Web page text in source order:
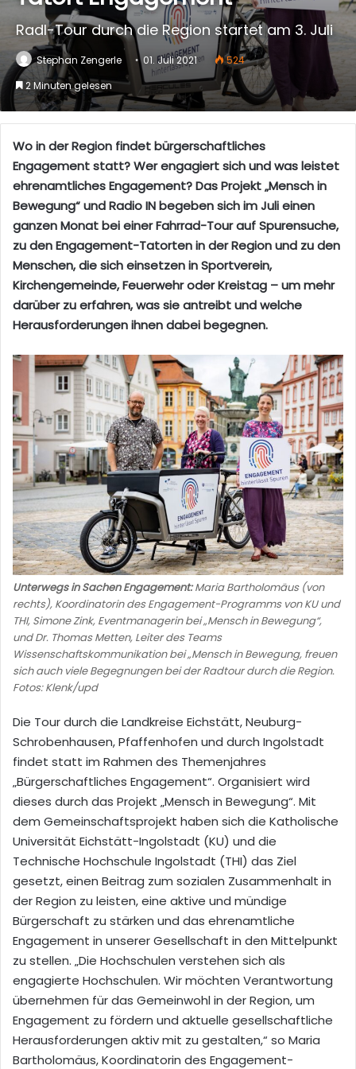
Radl-Tour durch die Region startet am 3. Juli
Stephan Zengerle 01. Juli 2021
524
2 Minuten gelesen
Wo in der Region findet bürgerschaftliches
Engagement statt? Wer engagiert sich und was leistet
ehrenamtliches Engagement? Das Projekt „Mensch in
Bewegung“ und Radio IN begeben sich im Juli einen
ganzen Monat bei einer Fahrrad-Tour auf Spurensuche,
zu den Engagement-Tatorten in der Region und zu den
Menschen, die sich einsetzen in Sportverein,
Kirchengemeinde, Feuerwehr oder Kreistag – um mehr
darüber zu erfahren, was sie antreibt und welche
Herausforderungen ihnen dabei begegnen.
Unterwegs in Sachen Engagement:Maria Bartholomäus (von
rechts), Koordinatorin des Engagement-Programms von KU und
THI, Simone Zink, Eventmanagerin bei „Mensch in Bewegung“,
und Dr. Thomas Metten, Leiter des Teams
Wissenschaftskommunikation bei „Mensch in Bewegung, freuen
sich auch viele Begegnungen bei der Radtour durch die Region.
Fotos: Klenk/upd
Die Tour durch die Landkreise Eichstätt, Neuburg-
Schrobenhausen, Pfaffenhofen und durch Ingolstadt
findet statt im Rahmen des Themenjahres
„Bürgerschaftliches Engagement“. Organisiert wird
dieses durch das Projekt „Mensch in Bewegung“. Mit
dem Gemeinschaftsprojekt haben sich die Katholische
Universität Eichstätt-Ingolstadt (KU) und die
Technische Hochschule Ingolstadt (THI) das Ziel
gesetzt, einen Beitrag zum sozialen Zusammenhalt in
der Region zu leisten, eine aktive und mündige
Bürgerschaft zu stärken und das ehrenamtliche
Engagement in unserer Gesellschaft in den Mittelpunkt
zu stellen. „Die Hochschulen verstehen sich als
engagierte Hochschulen. Wir möchten Verantwortung
übernehmen für das Gemeinwohl in der Region, um
Engagement zu fördern und aktuelle gesellschaftliche
Herausforderungen aktiv mit zu gestalten,“ so Maria
Bartholomäus, Koordinatorin des Engagement-